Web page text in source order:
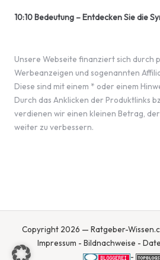
10:10 Bedeutung – Entdecken Sie die
Unsere Webseite finanziert sich durch
Werbeanzeigen und sogenannten
Diese sind mit einem * oder einem
Durch das Anklicken der Produktlinks
verdienen wir einen kleinen Betrag,
weiter zu verbessern.
Copyright 2026 — Ratgeber-
Impressum - Bildnachweise -
-